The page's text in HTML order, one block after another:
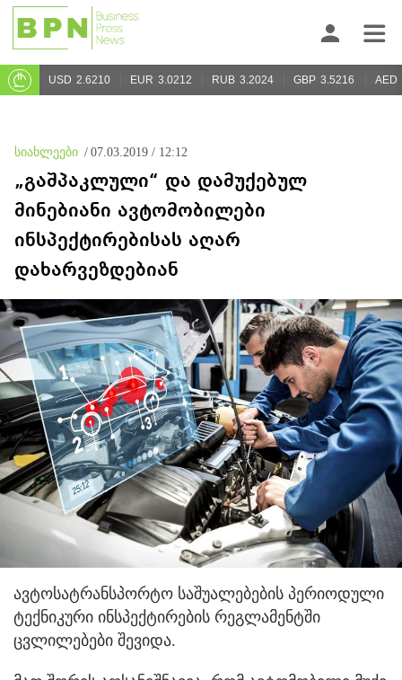
USD 2.6210 EUR 3.0212 RUB 3.2024 GBP 3.5216 AED
სიახლეები / 07.03.2019 / 12:12
„გაშპაკლული“ და დამუქებულ
მინებიანი ავტომობილები
ინსპექტირებისას აღარ
დახარვეზდებიან
ავტოსატრანსპორტო საშუალებების პერიოდული
ტექნიკური ინსპექტირების რეგლამენტში
ცვლილებები შევიდა.